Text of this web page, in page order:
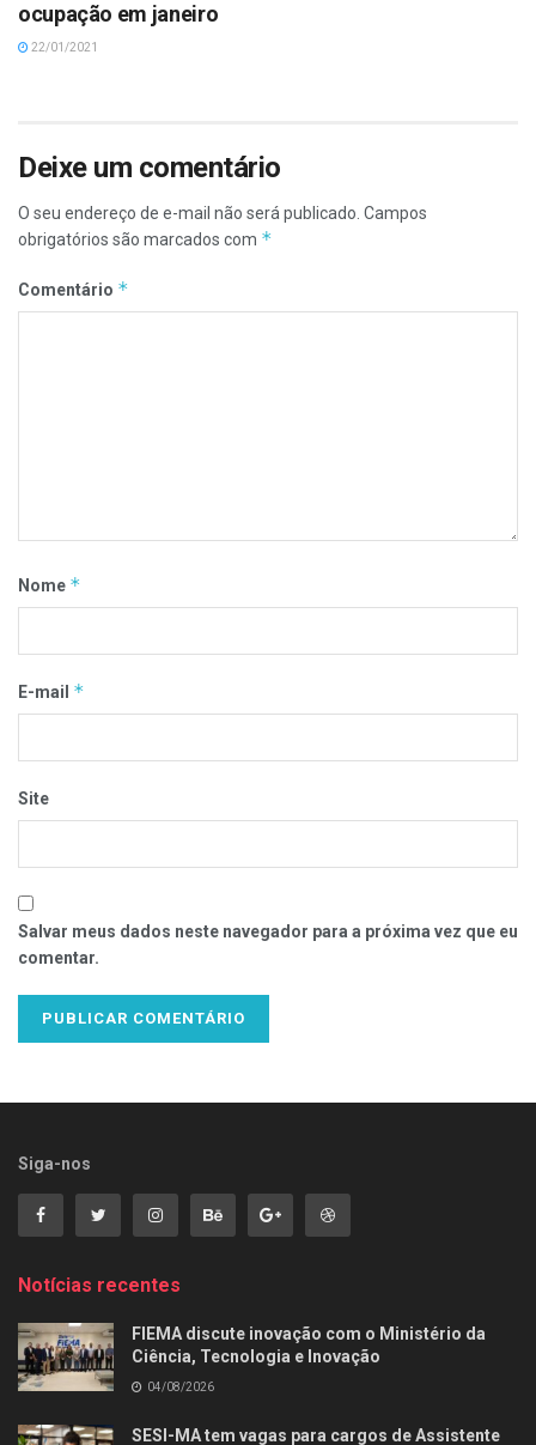
ocupação em janeiro
22/01/2021
Deixe um comentário
O seu endereço de e-mail não será publicado. Campos
obrigatórios são marcados com *
Comentário *
Nome *
E-mail *
Site
Salvar meus dados neste navegador para a próxima vez que eu
comentar.
Siga-nos
Notícias recentes
FIEMA discute inovação com o Ministério da
Ciência, Tecnologia e Inovação
04/08/2026
SESI-MA tem vagas para cargos de Assistente